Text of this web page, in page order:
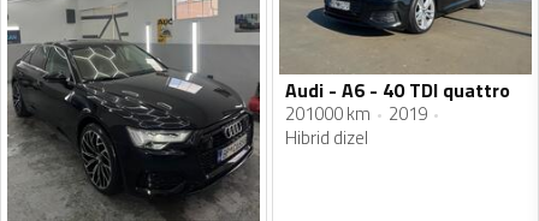
Audi - A6 - 40 TDI quattro
201000 km
2019
Hibrid dizel